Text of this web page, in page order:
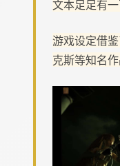
文本足足有
游戏设定借
克斯等知名作